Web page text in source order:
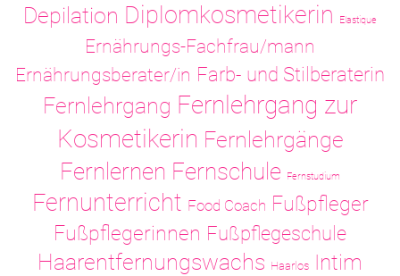
Depilation Diplomkosmetikerin Elastique
Ernährungs-Fachfrau/mann
Ernährungsberater/in Farb- und Stilberaterin
Fernlehrgang Fernlehrgang zur
Kosmetikerin Fernlehrgänge
Fernlernen Fernschule Fernstudium
Fernunterricht Food Coach Fußpfleger
Fußpflegerinnen Fußpflegeschule
Haarentfernungswachs Haarlos Intim